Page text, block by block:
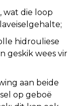
wat die loop
hidrouliese
geskik wees vir
aan beide
op geboë